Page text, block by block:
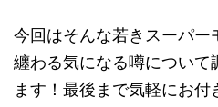
今回はそんな若きスーパー
纏わる気になる噂について
ます！最後まで気軽にお